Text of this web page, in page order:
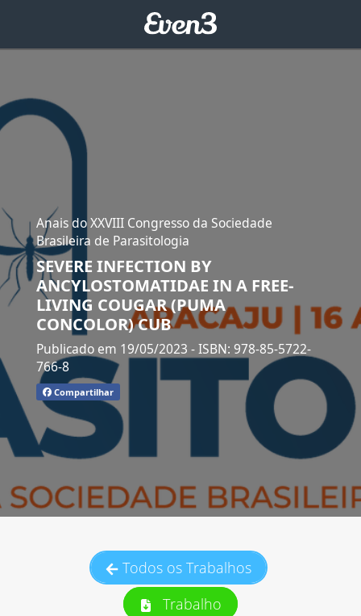
Anais do XXVIII Congresso da Sociedade
Brasileira de Parasitologia
SEVERE INFECTION BY
ANCYLOSTOMATIDAE IN A FREE-
LIVING COUGAR (PUMA
CONCOLOR) CUB
Publicado em 19/05/2023 - ISBN: 978-85-5722-
766-8
Compartilhar
Todos os Trabalhos
Trabalho